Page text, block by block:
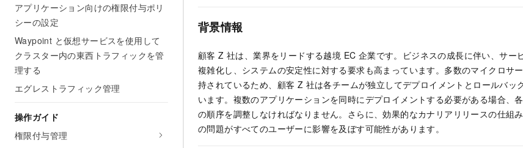
アプリケーション向けの権限付与ポリ
シーの設定
Waypoint と仮想サービスを使用して
クラスター内の東西トラフィックを管
理する
エグレストラフィック管理
操作ガイド
権限付与管理
背景情報
顧客 Z 社は、業界をリードする越境 EC 企業です。ビジネスの成長に伴い、サー
複雑化し、システムの安定性に対する要求も高まっています。多数のマイクロサ
持されているため、顧客 Z 社は各チームが独立してデプロイメントとロールバッ
います。複数のアプリケーションを同時にデプロイメントする必要がある場合、
の順序を調整しなければなりません。さらに、効果的なカナリアリリースの仕組
の問題がすべてのユーザーに影響を及ぼす可能性があります。